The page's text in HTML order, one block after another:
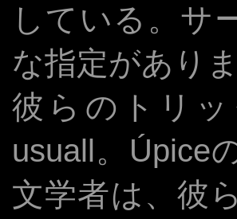
している。サ
な指定がありま
彼らのトリ
usuall。Úpice
文学者は、彼